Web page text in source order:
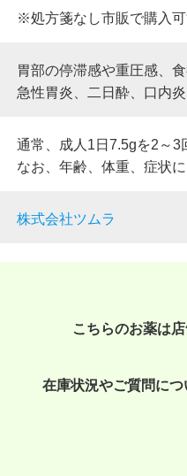
※処方箋なし市販で購入
胃部の停滞感や重圧感、
急性胃炎、二日酔、口内炎
通常、成人1日7.5gを2～3
なお、年齢、体重、症状
株式会社ツムラ
こちらのお薬は
在庫状況やご質問につ